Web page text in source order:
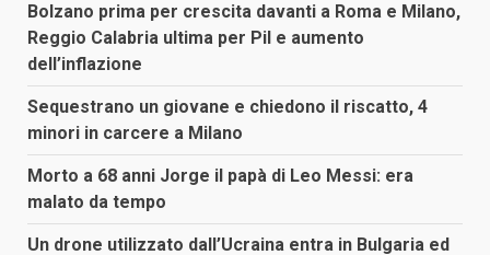
Bolzano prima per crescita davanti a Roma e Milano,
Reggio Calabria ultima per Pil e aumento
dell’inflazione
Sequestrano un giovane e chiedono il riscatto, 4
minori in carcere a Milano
Morto a 68 anni Jorge il papà di Leo Messi: era
malato da tempo
Un drone utilizzato dall’Ucraina entra in Bulgaria ed